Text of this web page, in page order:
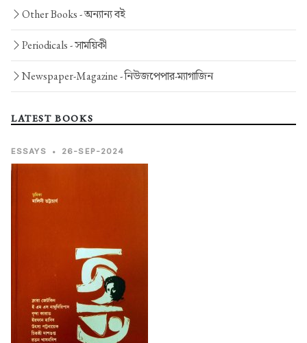
Other Books -অন্যান্য বই
Periodicals -সাময়িকী
Newspaper-Magazine -নিউজপেপার-ম্যাগাজিন
LATEST BOOKS
ESSAYS • 26-SEP-2024